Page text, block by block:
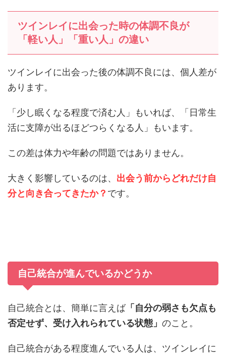
ツインレイに出会った時の体調不良が
「軽い人」「重い人」の違い
ツインレイに出会った後の体調不良には、個人差が
あります。
「少し眠くなる程度で済む人」もいれば、「日常生
活に支障が出るほどつらくなる人」もいます。
この差は体力や年齢の問題ではありません。
大きく影響しているのは、 出会う前からどれだけ自
分と向き合ってきたか？ です。
自己統合が進んでいるかどうか
自己統合とは、簡単に言えば「自分の弱さも欠点も
否定せず、受け入れられている状態」 のこと。
自己統合がある程度進んでいる人は、ツインレイに